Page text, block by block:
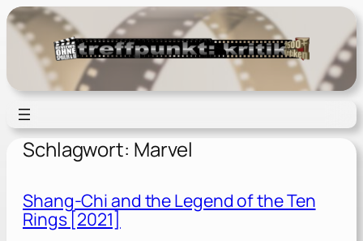
Zum
Inhalt
springen
Schlagwort: Marvel
Shang-Chi and the Legend of the Ten
Rings [2021]